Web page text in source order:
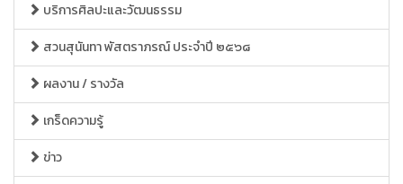
บริการศิลปะและวัฒนธรรม
สวนสุนันทา พัสตราภรณ์ ประจำปี ๒๕๖๘
ผลงาน / รางวัล
เกร็ดความรู้
ข่าว